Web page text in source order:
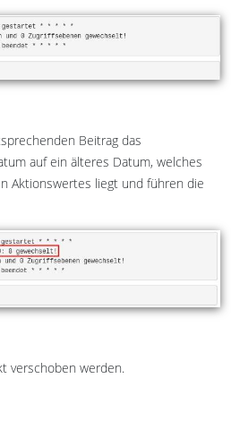
Beitrag das
auf ein älteres Datum, welches
Aktionswertes liegt und führen die
verschoben werden.